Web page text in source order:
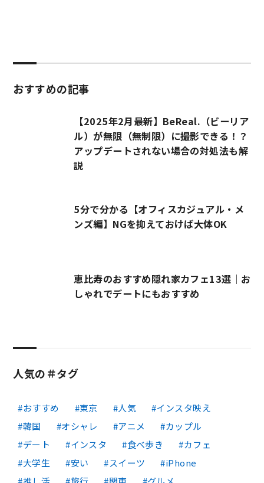
おすすめの記事
【2025年2月最新】BeReal.（ビーリア
ル）が無限（無制限）に撮影できる！？
アップデートされない場合の対処法も解
説
5分で分かる【オフィスカジュアル・メ
ンズ編】NGを抑えておけば大体OK
恵比寿のおすすめ隠れ家カフェ13選｜お
しゃれでデートにもおすすめ
人気の＃タグ
おすすめ 東京 人気
インスタ映え
韓国
オシャレ アニメ
カップル
デート
インスタ 食べ歩き
カフェ
大学生
安い スイーツ
iPhone